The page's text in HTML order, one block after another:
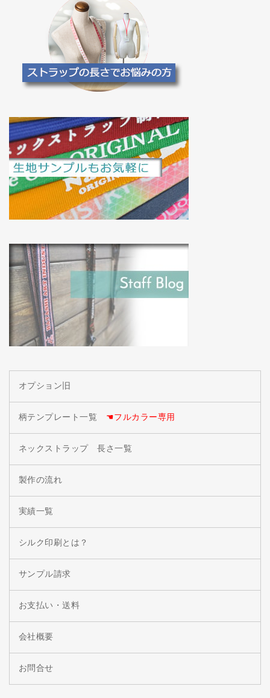
オプション旧
柄テンプレート一覧 ☚フルカラー専用
ネックストラップ 長さ一覧
製作の流れ
実績一覧
シルク印刷とは？
サンプル請求
お支払い・送料
会社概要
お問合せ